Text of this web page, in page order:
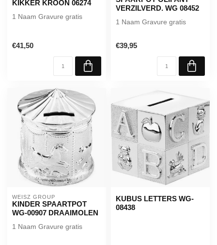
KIKKER KROON 06274
1 Naam Gravure gratis
€41,50
VERZILVERD. WG 08452
1 Naam Gravure gratis
€39,95
WEISZ GROUP
KINDER SPAARTPOT
WG-00907 DRAAIMOLEN
1 Naam Gravure gratis
KUBUS LETTERS WG-
08438